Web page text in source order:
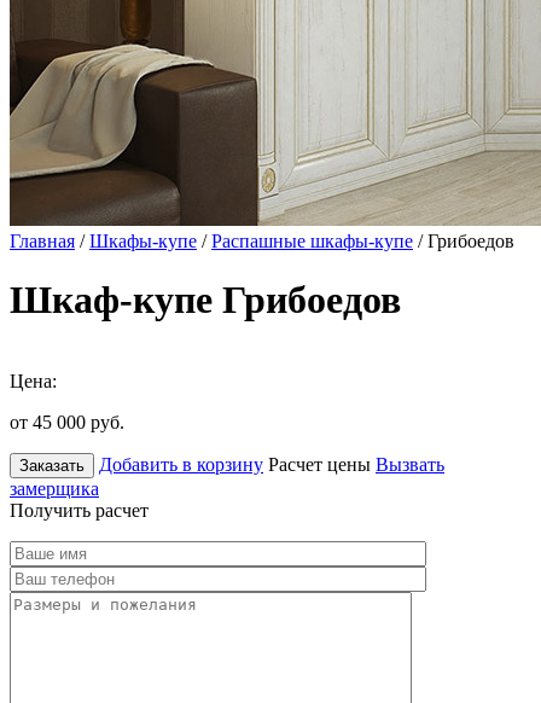
Главная /Шкафы-купе /Распашные шкафы-купе / Грибоедов
Шкаф-купе Грибоедов
Цена:
от 45 000 руб.
Заказать Добавить в корзину Расчет цены Вызвать
замерщика
Получить расчет